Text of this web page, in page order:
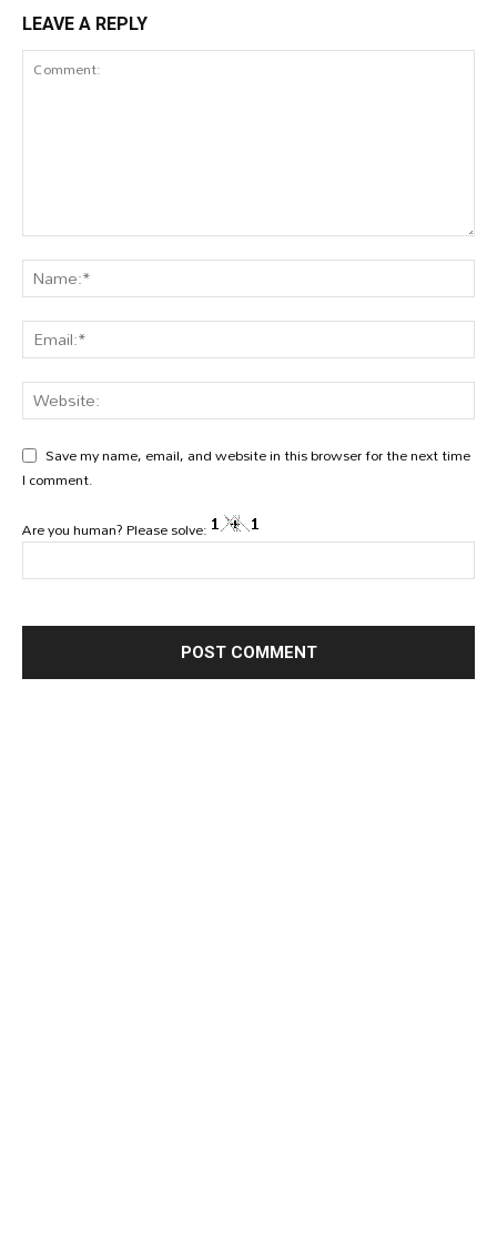
LEAVE A REPLY
Save my name, email, and website in this browser for the next time
I comment.
Are you human? Please solve: